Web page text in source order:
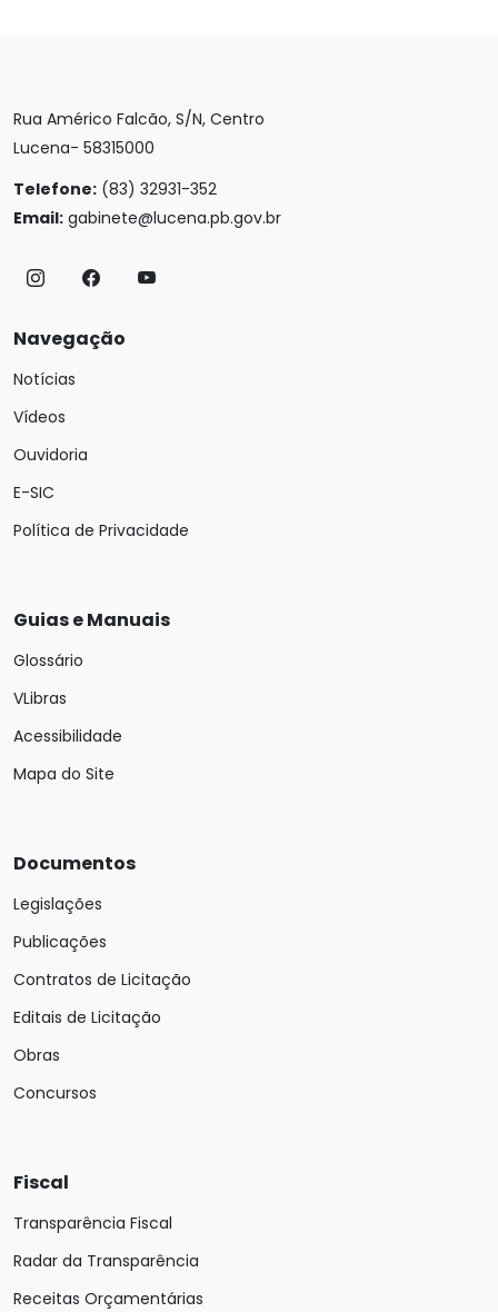
Rua Américo Falcão, S/N, Centro
Lucena- 58315000
Telefone: (83) 32931-352
Email: gabinete@lucena.pb.gov.br
Navegação
Notícias
Vídeos
Ouvidoria
E-SIC
Política de Privacidade
Guias e Manuais
Glossário
VLibras
Acessibilidade
Mapa do Site
Documentos
Legislações
Publicações
Contratos de Licitação
Editais de Licitação
Obras
Concursos
Fiscal
Transparência Fiscal
Radar da Transparência
Receitas Orçamentárias